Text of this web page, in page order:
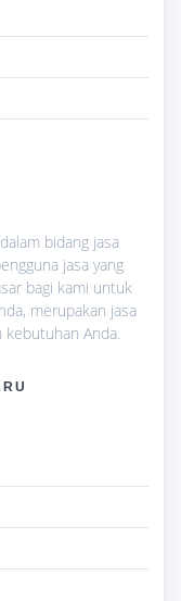
bidang jasa
jasa yang
bagi kami untuk
merupakan jasa
Anda.